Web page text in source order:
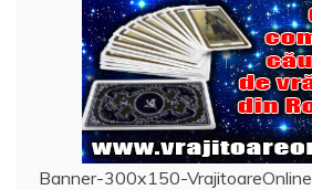
Banner-300x150-VrajitoareOnline